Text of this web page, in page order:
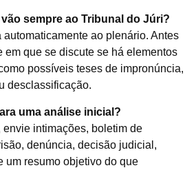
sempre ao Tribunal do Júri?
automaticamente ao plenário. Antes
em que se discute se há elementos
possíveis teses de impronúncia,
desclassificação.
uma análise inicial?
intimações, boletim de
denúncia, decisão judicial,
um resumo objetivo do que